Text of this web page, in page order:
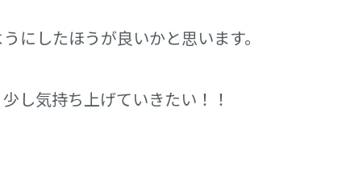
にしたほうが良いかと思います。
し気持ち上げていきたい！！